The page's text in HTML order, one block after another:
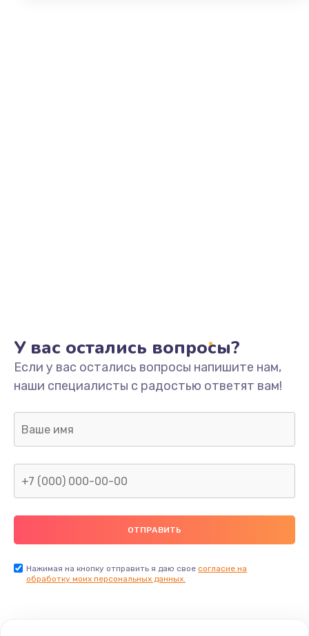
У вас остались вопросы?
Если у вас остались вопросы напишите нам,
наши специалисты с радостью ответят вам!
Нажимая на кнопку отправить я даю свое согласие на
обработку моих персональных данных.